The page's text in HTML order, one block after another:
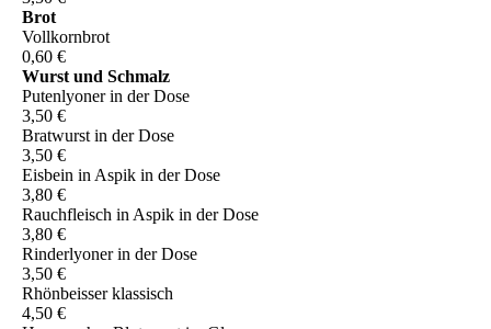
Brot
Vollkornbrot
0,60 €
Wurst und Schmalz
Putenlyoner in der Dose
3,50 €
Bratwurst in der Dose
3,50 €
Eisbein in Aspik in der Dose
3,80 €
Rauchfleisch in Aspik in der Dose
3,80 €
Rinderlyoner in der Dose
3,50 €
Rhönbeisser klassisch
4,50 €